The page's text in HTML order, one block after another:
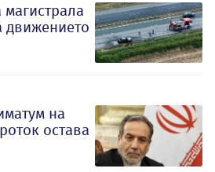
движението
на
остава